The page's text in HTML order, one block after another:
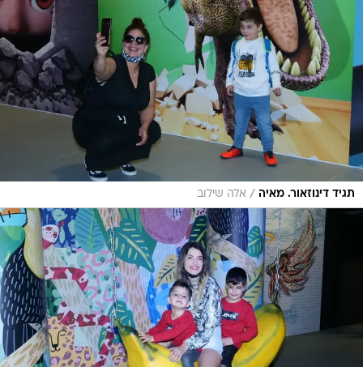
תגיד דינוזאור. מאיה / אלה שילוב